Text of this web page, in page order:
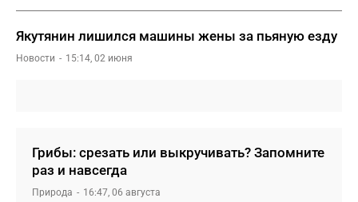
Якутянин лишился машины жены за пьяную езду
Новости 15:14, 02 июня
Грибы: срезать или выкручивать? Запомните
раз и навсегда
Природа 16:47, 06 августа